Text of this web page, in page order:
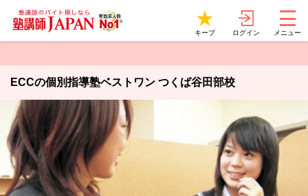
キープ ログイン メニュー
ECCの個別指導塾ベストワン つくば谷田部校